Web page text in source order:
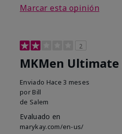
Marcar esta opinión
2
MKMen
Enviado Hace 3 meses
por Bill
de Salem
Evaluado en
marykay.com/en-us/